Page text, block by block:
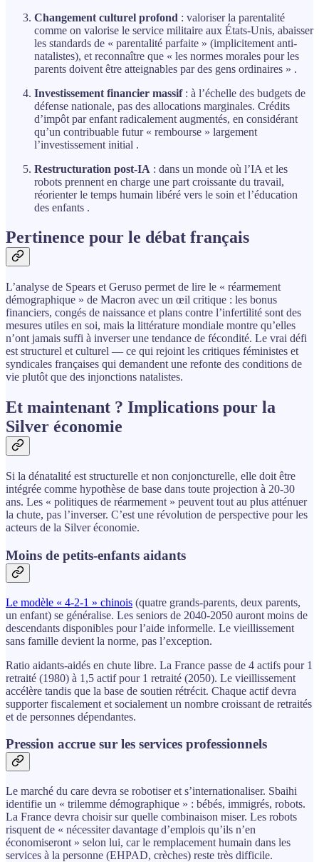
Changement culturel profond : valoriser la parentalité
comme on valorise le service militaire aux États-Unis, abaisser
les standards de « parentalité parfaite » (implicitement anti-
natalistes), et reconnaître que « les normes morales pour les
parents doivent être atteignables par des gens ordinaires » .
Investissement financier massif: à l’échelle des budgets de
défense nationale, pas des allocations marginales. Crédits
d’impôt par enfant radicalement augmentés, en considérant
qu’un contribuable futur « rembourse » largement
l’investissement initial .
Restructuration post-IA : dans un monde où l’IA et les
robots prennent en charge une part croissante du travail,
réorienter le temps humain libéré vers le soin et l’éducation
des enfants .
Pertinence pour le débat français
L’analyse de Spears et Geruso permet de lire le « réarmement
démographique » de Macron avec un œil critique : les bonus
financiers, congés de naissance et plans contre l’infertilité sont des
mesures utiles en soi, mais la littérature mondiale montre qu’elles
n’ont jamais suffi à inverser une tendance de fécondité. Le vrai défi
est structurel et culturel — ce qui rejoint les critiques féministes et
syndicales françaises qui demandent une refonte des conditions de
vie plutôt que des injonctions natalistes.
Et maintenant ? Implications pour la
Silver économie
Si la dénatalité est structurelle et non conjoncturelle, elle doit être
intégrée comme hypothèse de base dans toute projection à 20-30
ans. Les « politiques de réarmement » peuvent tout au plus atténuer
la chute, pas l’inverser. C’est une révolution de perspective pour les
acteurs de la Silver économie.
Moins de petits-enfants aidants
Le modèle « 4-2-1 » chinois (quatre grands-parents, deux parents,
un enfant) se généralise. Les seniors de 2040-2050 auront moins de
descendants disponibles pour l’aide informelle. Le vieillissement
sans famille devient la norme, pas l’exception.
Ratio aidants-aidés en chute libre. La France passe de 4 actifs pour 1
retraité (1980) à 1,5 actif pour 1 retraité (2050). Le vieillissement
accélère tandis que la base de soutien rétrécit. Chaque actif devra
supporter fiscalement et socialement un nombre croissant de retraités
et de personnes dépendantes.
Pression accrue sur les services professionnels
Le marché du care devra se robotiser et s’internationaliser. Sbaihi
identifie un « trilemme démographique » : bébés, immigrés, robots.
La France devra choisir sur quelle combinaison miser. Les robots
risquent de « nécessiter davantage d’emplois qu’ils n’en
économiseront » selon lui, car le remplacement humain dans les
services à la personne (EHPAD, crèches) reste très difficile.